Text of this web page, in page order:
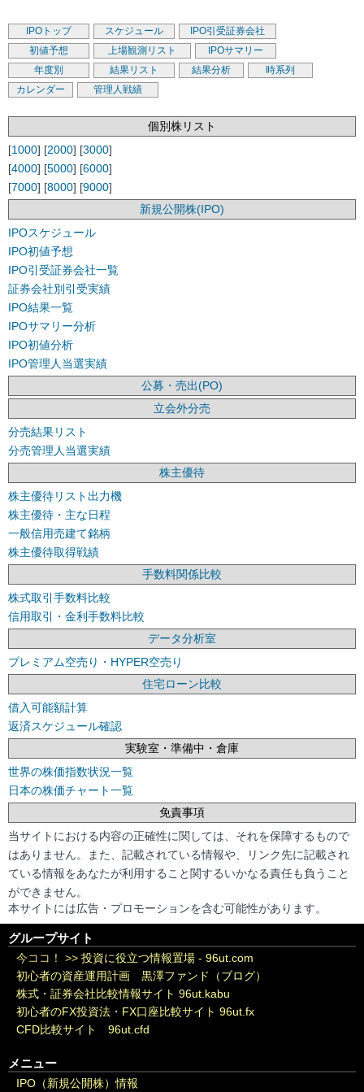
IPOトップ スケジュール
IPO引受証券会社
初値予想
上場観測リスト
IPOサマリー
年度別
結果リスト 結果分析
時系列
カレンダー
管理人戦績
個別株リスト
[1000] [2000] [3000]
[4000] [5000] [6000]
[7000] [8000] [9000]
新規公開株(IPO)
IPOスケジュール
IPO初値予想
IPO引受証券会社一覧
証券会社別引受実績
IPO結果一覧
IPOサマリー分析
IPO初値分析
IPO管理人当選実績
公募・売出(PO)
立会外分売
分売結果リスト
分売管理人当選実績
株主優待
株主優待リスト出力機
株主優待・主な日程
一般信用売建て銘柄
株主優待取得戦績
手数料関係比較
株式取引手数料比較
信用取引・金利手数料比較
データ分析室
プレミアム空売り・HYPER空売り
住宅ローン比較
借入可能額計算
返済スケジュール確認
実験室・準備中・倉庫
世界の株価指数状況一覧
日本の株価チャート一覧
免責事項
当サイトにおける内容の正確性に関しては、それを保障するもので
はありません。また、記載されている情報や、リンク先に記載され
ている情報をあなたが利用すること関するいかなる責任も負うこと
ができません。
本サイトには広告・プロモーションを含む可能性があります。
グループサイト
今ココ！ >> 投資に役立つ情報置場 - 96ut.com
初心者の資産運用計画 黒澤ファンド（ブログ）
株式・証券会社比較情報サイト 96ut.kabu
初心者のFX投資法・FX口座比較サイト 96ut.fx
CFD比較サイト 96ut.cfd
メニュー
IPO（新規公開株）情報